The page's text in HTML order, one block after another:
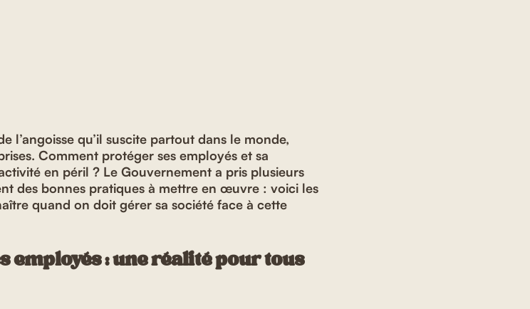
l’angoisse qu’il suscite partout dans le monde,
Comment protéger ses employés et sa
en péril ? Le Gouvernement a pris plusieurs
des bonnes pratiques à mettre en œuvre : voici les
quand on doit gérer sa société face à cette
employés : une réalité pour tous